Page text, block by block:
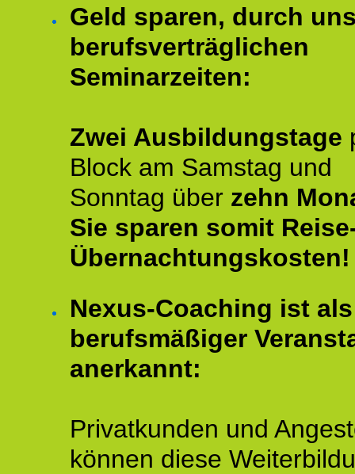
Geld sparen, durch
berufsverträglichen
Seminarzeiten:
Zwei Ausbildungstage
Block am Samstag und
Sonntag über zehn
Sie sparen somit
Übernachtungskosten!
Nexus-Coaching ist als
berufsmäßiger
anerkannt:
Privatkunden und
können diese